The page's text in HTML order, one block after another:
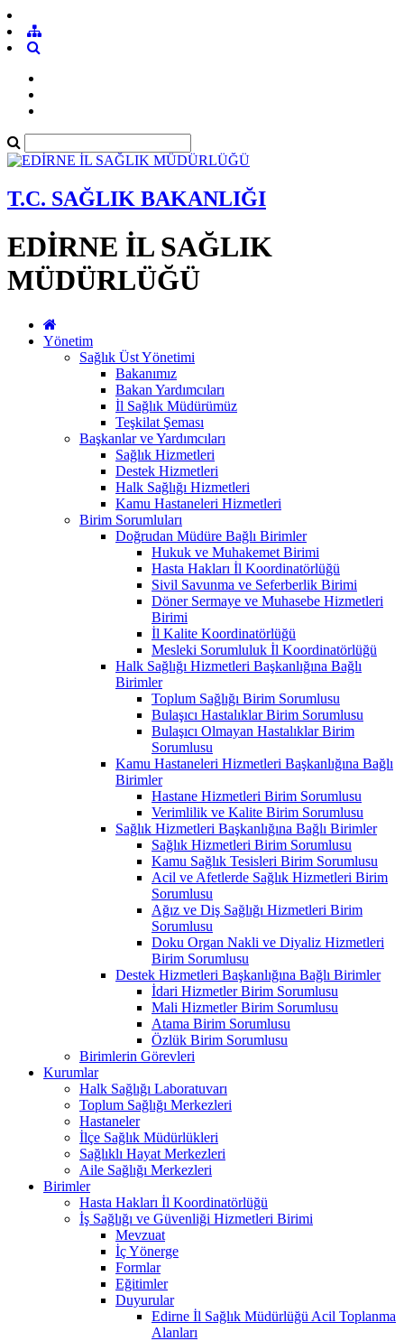
T.C. SAĞLIK BAKANLIĞI
EDİRNE İL SAĞLIK
MÜDÜRLÜĞÜ
Yönetim
Sağlık Üst Yönetimi
Bakanımız
Bakan Yardımcıları
İl Sağlık Müdürümüz
Teşkilat Şeması
Başkanlar ve Yardımcıları
Sağlık Hizmetleri
Destek Hizmetleri
Halk Sağlığı Hizmetleri
Kamu Hastaneleri Hizmetleri
Birim Sorumluları
Doğrudan Müdüre Bağlı Birimler
Hukuk ve Muhakemet Birimi
Hasta Hakları İl Koordinatörlüğü
Sivil Savunma ve Seferberlik Birimi
Döner Sermaye ve Muhasebe Hizmetleri
Birimi
İl Kalite Koordinatörlüğü
Mesleki Sorumluluk İl Koordinatörlüğü
Halk Sağlığı Hizmetleri Başkanlığına Bağlı
Birimler
Toplum Sağlığı Birim Sorumlusu
Bulaşıcı Hastalıklar Birim Sorumlusu
Bulaşıcı Olmayan Hastalıklar Birim
Sorumlusu
Kamu Hastaneleri Hizmetleri Başkanlığına Bağlı
Birimler
Hastane Hizmetleri Birim Sorumlusu
Verimlilik ve Kalite Birim Sorumlusu
Sağlık Hizmetleri Başkanlığına Bağlı Birimler
Sağlık Hizmetleri Birim Sorumlusu
Kamu Sağlık Tesisleri Birim Sorumlusu
Acil ve Afetlerde Sağlık Hizmetleri Birim
Sorumlusu
Ağız ve Diş Sağlığı Hizmetleri Birim
Sorumlusu
Doku Organ Nakli ve Diyaliz Hizmetleri
Birim Sorumlusu
Destek Hizmetleri Başkanlığına Bağlı Birimler
İdari Hizmetler Birim Sorumlusu
Mali Hizmetler Birim Sorumlusu
Atama Birim Sorumlusu
Özlük Birim Sorumlusu
Birimlerin Görevleri
Kurumlar
Halk Sağlığı Laboratuvarı
Toplum Sağlığı Merkezleri
Hastaneler
İlçe Sağlık Müdürlükleri
Sağlıklı Hayat Merkezleri
Aile Sağlığı Merkezleri
Birimler
Hasta Hakları İl Koordinatörlüğü
İş Sağlığı ve Güvenliği Hizmetleri Birimi
Mevzuat
İç Yönerge
Formlar
Eğitimler
Duyurular
Edirne İl Sağlık Müdürlüğü Acil Toplanma
Alanları